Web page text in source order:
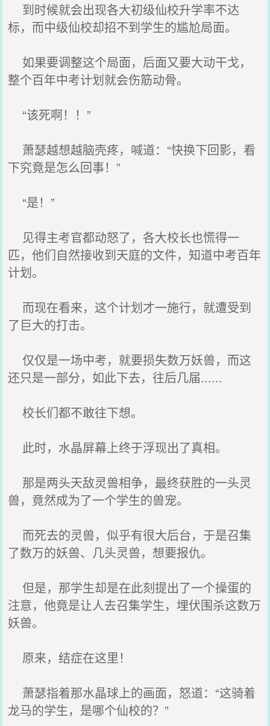
到时候就会出现各大初级仙校升学率不达
标，而中级仙校却招不到学生的尴尬局面。
如果要调整这个局面，后面又要大动干戈，
整个百年中考计划就会伤筋动骨。
“该死啊！！”
萧瑟越想越脑壳疼，喊道：“快换下回影，看
下究竟是怎么回事！”
“是！”
见得主考官都动怒了，各大校长也慌得一
匹，他们自然接收到天庭的文件，知道中考百年
计划。
而现在看来，这个计划才一施行，就遭受到
了巨大的打击。
仅仅是一场中考，就要损失数万妖兽，而这
还只是一部分，如此下去，往后几届......
校长们都不敢往下想。
此时，水晶屏幕上终于浮现出了真相。
那是两头天敌灵兽相争，最终获胜的一头灵
兽，竟然成为了一个学生的兽宠。
而死去的灵兽，似乎有很大后台，于是召集
了数万的妖兽、几头灵兽，想要报仇。
但是，那学生却是在此刻提出了一个操蛋的
注意，他竟是让人去召集学生，埋伏围杀这数万
妖兽。
原来，结症在这里！
萧瑟指着那水晶球上的画面，怒道：“这骑着
龙马的学生，是哪个仙校的？”